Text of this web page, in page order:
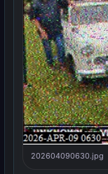
202604090630.jpg